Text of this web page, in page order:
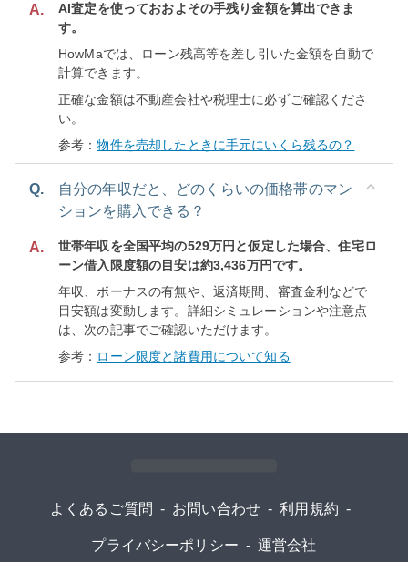
A.
AI査定を使っておおよその手残り金額を算出できま
す。
HowMaでは、ローン残高等を差し引いた金額を自動で
計算できます。
正確な金額は不動産会社や税理士に必ずご確認くださ
い。
参考：物件を売却したときに手元にいくら残るの？
Q.
自分の年収だと、どのくらいの価格帯のマン
ションを購入できる？
A.
世帯年収を全国平均の529万円と仮定した場合、住宅ロ
ーン借入限度額の目安は約3,436万円です。
年収、ボーナスの有無や、返済期間、審査金利などで
目安額は変動します。詳細シミュレーションや注意点
は、次の記事でご確認いただけます。
参考： ローン限度と諸費用について知る
よくあるご質問 - お問い合わせ - 利用規約 -
プライバシーポリシー - 運営会社